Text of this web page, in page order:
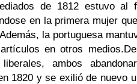
de 1812 estuvo al
en la primera mujer
la portuguesa
en otros medios.
liberales, ambos
1820 y se exilió de nuevo